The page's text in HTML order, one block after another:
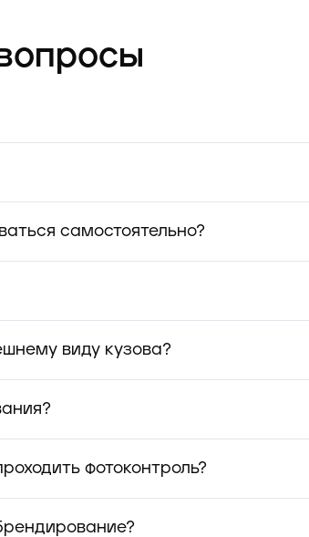
самостоятельно?
виду кузова?
фотоконтроль?